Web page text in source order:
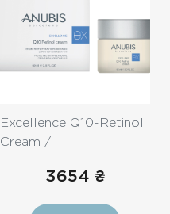
Excellence Q10-Retinol
Cream /
«Q10 Ретинол» 60ml
3654 ₴